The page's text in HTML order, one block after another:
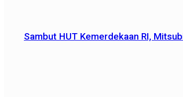
Sambut HUT Kemerdekaan RI,